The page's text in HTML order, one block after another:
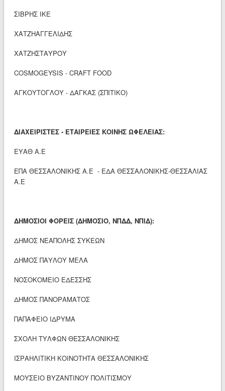
ΣΙΒΡΗΣ ΙΚΕ
ΧΑΤΖΗΑΓΓΕΛΙΔΗΣ
ΧΑΤΖΗΣΤΑΥΡΟΥ
COSMOGEYSIS - CRAFT FOOD
ΑΓΚΟΥΤΟΓΛΟΥ - ΔΑΓΚΑΣ (ΣΠΙΤΙΚΟ)
ΔΙΑΧΕΙΡΙΣΤΕΣ - ΕΤΑΙΡΕΙΕΣ ΚΟΙΝΗΣ ΩΦΕΛΕΙΑΣ:
ΕΥΑΘ Α.Ε
ΕΠΑ ΘΕΣΣΑΛΟΝΙΚΗΣ Α.Ε - ΕΔΑ ΘΕΣΣΑΛΟΝΙΚΗΣ-ΘΕΣΣΑΛΙΑΣ
Α.Ε
ΔΗΜΟΣΙΟΙ ΦΟΡΕΙΣ (ΔΗΜΟΣΙΟ, ΝΠΔΔ, ΝΠΙΔ):
ΔΗΜΟΣ ΝΕΑΠΟΛΗΣ ΣΥΚΕΩΝ
ΔΗΜΟΣ ΠΑΥΛΟΥ ΜΕΛΑ
ΝΟΣΟΚΟΜΕΙΟ ΕΔΕΣΣΗΣ
ΔΗΜΟΣ ΠΑΝΟΡΑΜΑΤΟΣ
ΠΑΠΑΦΕΙΟ ΙΔΡΥΜΑ
ΣΧΟΛΗ ΤΥΛΦΩΝ ΘΕΣΣΑΛΟΝΙΚΗΣ
ΙΣΡΑΗΛΙΤΙΚΗ ΚΟΙΝΟΤΗΤΑ ΘΕΣΣΑΛΟΝΙΚΗΣ
ΜΟΥΣΕΙΟ ΒΥΖΑΝΤΙΝΟΥ ΠΟΛΙΤΙΣΜΟΥ